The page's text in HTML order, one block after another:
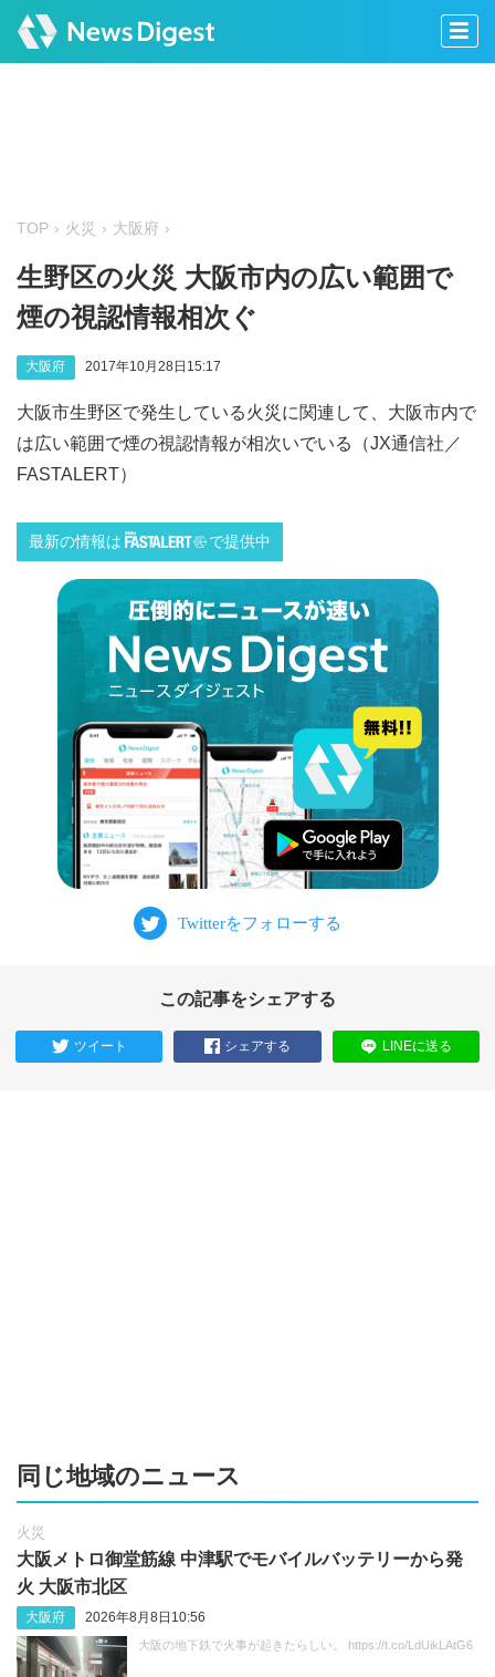
TOP 火災 大阪府
生野区の火災 大阪市内の広い範囲で
煙の視認情報相次ぐ
大阪府 2017年10月28日15:17
大阪市生野区で発生している火災に関連して、大阪市内で
は広い範囲で煙の視認情報が相次いでいる（JX通信社／
FASTALERT）
最新の情報は で提供中
この記事をシェアする
ツイート シェアする LINEに送る
同じ地域のニュース
火災
大阪メトロ御堂筋線 中津駅でモバイルバッテリーから発
火 大阪市北区
大阪府 2026年8月8日10:56
大阪の地下鉄で火事が起きたらしい。 https://t.co/LdUikLAtG6